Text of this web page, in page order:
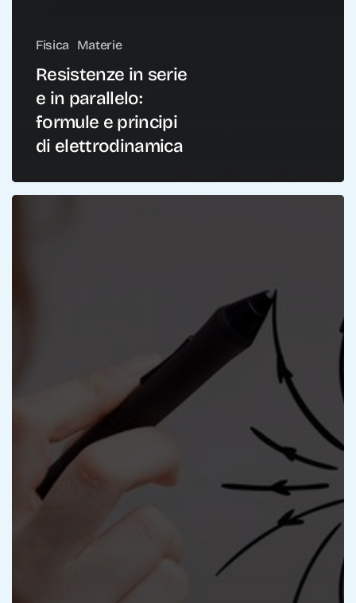
Fisica Materie
Resistenze in serie
e in parallelo:
formule e principi
di elettrodinamica